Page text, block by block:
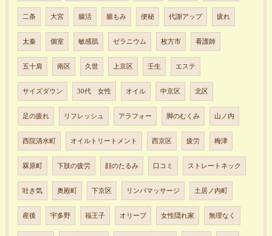
二条 大宮 腸活 腸もみ 便秘 代謝アップ 疲れ
太秦 個室 敏感肌 ゼラニウム 枚方市 看護師
五十肩 南区 久世 上京区 壬生 エステ
サイズダウン 30代 女性 オイル 中京区 北区
足の疲れ リフレッシュ アラフォー 脚のむくみ 山ノ内
西院清水町 オイルトリートメント 西京区 疲労 梅津
罧原町 下肢の疲労 顔のたるみ 口コミ ストレートネック
吐き気 奥殿町 下京区 リンパマッサージ 土居ノ内町
産後 宇多野 福王子 オリーブ 女性隠れ家 無理なく